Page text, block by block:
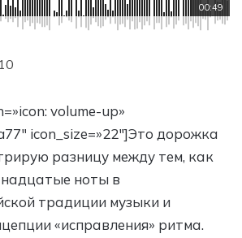
00:49
volume-up»
icon_size=»22″]Это дорожка
разницу между тем, как
ноты в
традиции музыки и
«исправления» ритма.